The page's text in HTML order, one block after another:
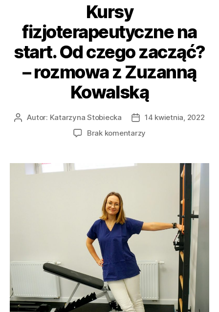
Kursy
fizjoterapeutyczne na
start. Od czego zacząć?
– rozmowa z Zuzanną
Kowalską
Autor: Katarzyna Stobiecka
14 kwietnia, 2022
Brak komentarzy